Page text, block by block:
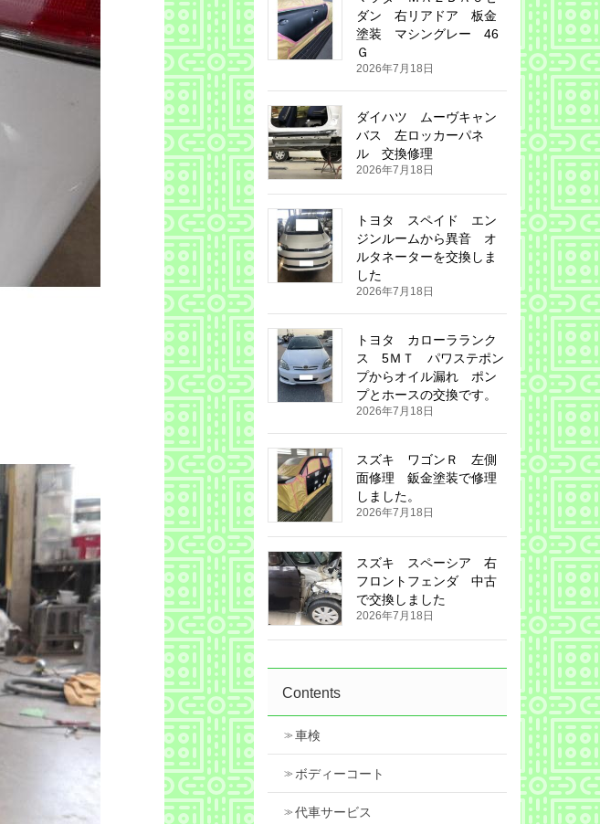
ダン 右リアドア 板金
塗装 マシングレー 46
Ｇ
2026年7月18日
ダイハツ ムーヴキャン
バス 左ロッカーパネ
ル 交換修理
2026年7月18日
トヨタ スペイド エン
ジンルームから異音 オ
ルタネーターを交換しま
した
2026年7月18日
トヨタ カローラランク
ス 5ＭＴ パワステポン
プからオイル漏れ ポン
プとホースの交換です。
2026年7月18日
スズキ ワゴンＲ 左側
面修理 鈑金塗装で修理
しました。
2026年7月18日
スズキ スペーシア 右
フロントフェンダ 中古
で交換しました
2026年7月18日
Contents
車検
ボディーコート
代車サービス